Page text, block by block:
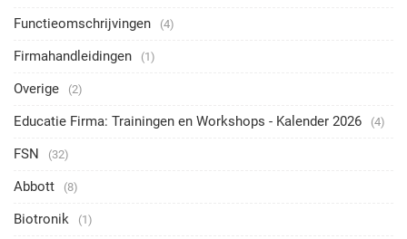
Functieomschrijvingen (4)
Firmahandleidingen (1)
Overige (2)
Educatie Firma: Trainingen en Workshops - Kalender 2026 (4)
FSN (32)
Abbott (8)
Biotronik (1)